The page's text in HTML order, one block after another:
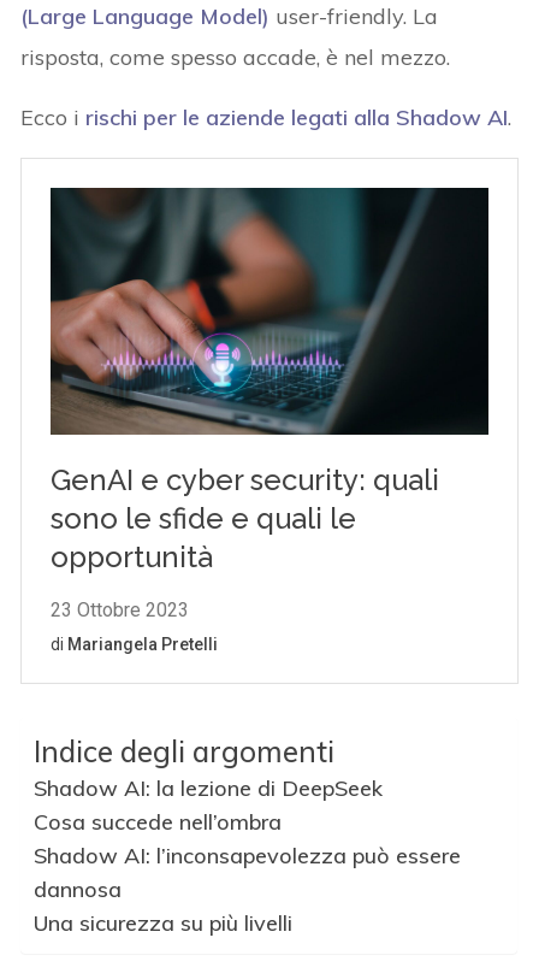
(Large Language Model) user-friendly. La
risposta, come spesso accade, è nel mezzo.
Ecco i rischi per le aziende legati alla Shadow AI.
Indice degli argomenti
Shadow AI: la lezione di DeepSeek
Cosa succede nell’ombra
Shadow AI: l’inconsapevolezza può essere
dannosa
Una sicurezza su più livelli